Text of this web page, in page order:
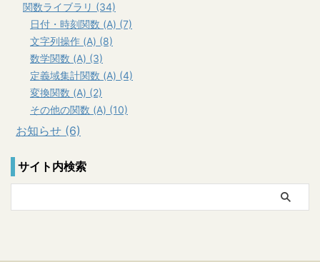
関数ライブラリ (34)
日付・時刻関数 (A) (7)
文字列操作 (A) (8)
数学関数 (A) (3)
定義域集計関数 (A) (4)
変換関数 (A) (2)
その他の関数 (A) (10)
お知らせ (6)
サイト内検索